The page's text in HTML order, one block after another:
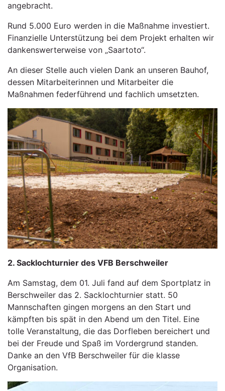
angebracht.
Rund 5.000 Euro werden in die Maßnahme investiert.
Finanzielle Unterstützung bei dem Projekt erhalten wir
dankenswerterweise von „Saartoto“.
An dieser Stelle auch vielen Dank an unseren Bauhof,
dessen Mitarbeiterinnen und Mitarbeiter die
Maßnahmen federführend und fachlich umsetzten.
2. Sacklochturnier des VFB Berschweiler
Am Samstag, dem 01. Juli fand auf dem Sportplatz in
Berschweiler das 2. Sacklochturnier statt. 50
Mannschaften gingen morgens an den Start und
kämpften bis spät in den Abend um den Titel. Eine
tolle Veranstaltung, die das Dorfleben bereichert und
bei der Freude und Spaß im Vordergrund standen.
Danke an den VfB Berschweiler für die klasse
Organisation.